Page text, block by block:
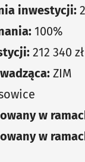
inwestycji:
100%
212 340 zł
ZIM
w
w